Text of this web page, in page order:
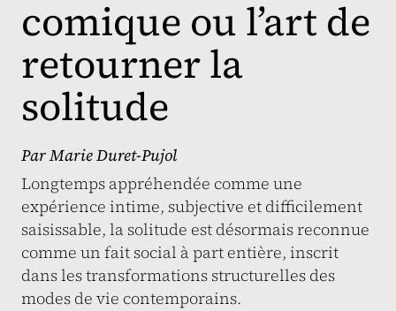
comique ou l’art de
retourner la
solitude
ParMarie Duret-Pujol
Longtemps appréhendée comme une
expérience intime, subjective et difficilement
saisissable, la solitude est désormais reconnue
comme un fait social à part entière, inscrit
dans les transformations structurelles des
modes de vie contemporains.